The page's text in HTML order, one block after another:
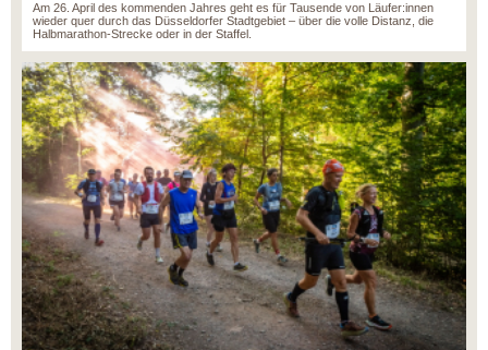
Am 26. April des kommenden Jahres geht es für Tausende von Läufer:innen
wieder quer durch das Düsseldorfer Stadtgebiet – über die volle Distanz, die
Halbmarathon-Strecke oder in der Staffel.